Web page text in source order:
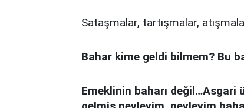
Sataşmalar, tartışmalar,
Bahar kime geldi bilmem? Bu
Emeklinin baharı değil…Asgari